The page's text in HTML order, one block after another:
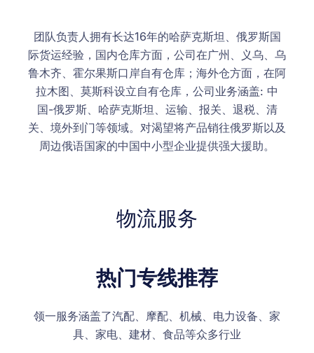
团队负责人拥有长达16年的哈萨克斯坦、俄罗斯国
际货运经验，国内仓库方面，公司在广州、义乌、乌
鲁木齐、霍尔果斯口岸自有仓库；海外仓方面，在阿
拉木图、莫斯科设立自有仓库，公司业务涵盖: 中
国-俄罗斯、哈萨克斯坦、运输、报关、退税、清
关、境外到门等领域。对渴望将产品销往俄罗斯以及
周边俄语国家的中国中小型企业提供强大援助。
物流服务
热门专线推荐
领一服务涵盖了汽配、摩配、机械、电力设备、家
具、家电、建材、食品等众多行业